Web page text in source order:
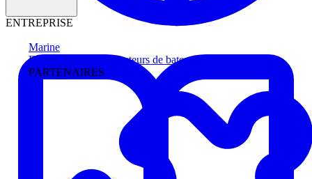
Marine
Faites avancer les acheteurs de bateau
PARTENAIRES
ENTREPRISE